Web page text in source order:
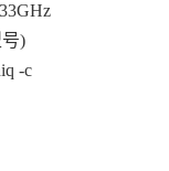
)
-c